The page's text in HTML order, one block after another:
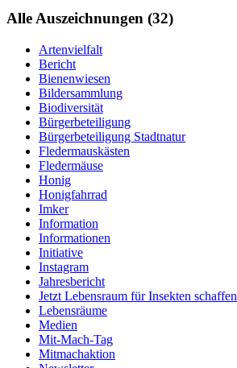
Alle Auszeichnungen (32)
Artenvielfalt
Bericht
Bienenwiesen
Bildersammlung
Biodiversität
Bürgerbeteiligung
Bürgerbeteiligung Stadtnatur
Fledermauskästen
Fledermäuse
Honig
Honigfahrrad
Imker
Information
Informationen
Initiative
Instagram
Jahresbericht
Jetzt Lebensraum für Insekten schaffen
Lebensräume
Medien
Mit-Mach-Tag
Mitmachaktion